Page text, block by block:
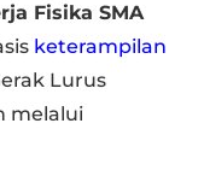
Fisika SMA
keterampilan
Lurus
melalui